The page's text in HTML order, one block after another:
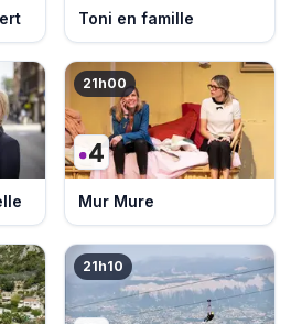
Toni en famille
21h00
Mur Mure
21h10